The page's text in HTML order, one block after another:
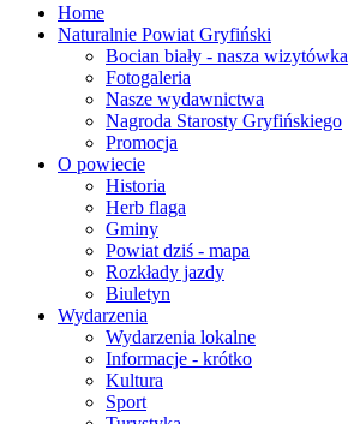
Home
Naturalnie Powiat Gryfiński
Bocian biały - nasza wizytówka
Fotogaleria
Nasze wydawnictwa
Nagroda Starosty Gryfińskiego
Promocja
O powiecie
Historia
Herb flaga
Gminy
Powiat dziś - mapa
Rozkłady jazdy
Biuletyn
Wydarzenia
Wydarzenia lokalne
Informacje - krótko
Kultura
Sport